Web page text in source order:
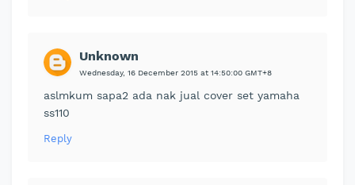
Unknown
Wednesday, 16 December 2015 at 14:50:00 GMT+8
aslmkum sapa2 ada nak jual cover set yamaha
ss110
Reply